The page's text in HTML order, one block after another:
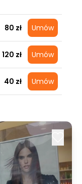
80 zł Umów
120 zł Umów
40 zł Umów